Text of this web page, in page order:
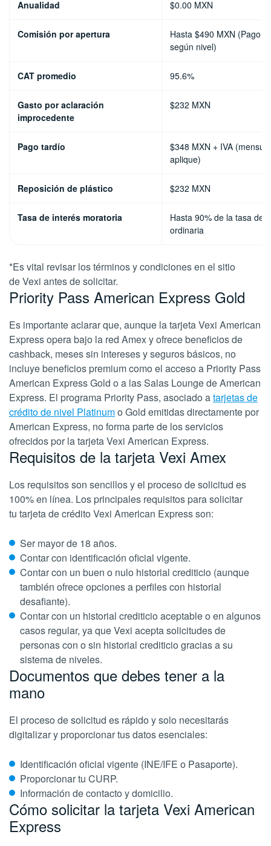
Anualidad $0.00 MXN
Comisión por apertura
Hasta $490 MXN (Pago
según nivel)
CAT promedio 95.6%
Gasto por aclaración
improcedente
$232 MXN
Pago tardío
$348 MXN + IVA
aplique)
Reposición de plástico $232 MXN
Tasa de interés moratoria
Hasta 90% de la tasa de
ordinaria
*Es vital revisar los términos y condiciones en el sitio
de Vexi antes de solicitar.
Priority Pass American Express Gold
Es importante aclarar que, aunque la tarjeta Vexi American
Express opera bajo la red Amex y ofrece beneficios de
cashback, meses sin intereses y seguros básicos, no
incluye beneficios premium como el acceso a Priority Pass
American Express Gold o a las Salas Lounge de American
Express. El programa Priority Pass, asociado atarjetas de
crédito de nivel Platinumo Gold emitidas directamente por
American Express, no forma parte de los servicios
ofrecidos por la tarjeta Vexi American Express.
Requisitos de la tarjeta Vexi Amex
Los requisitos son sencillos y el proceso de solicitud es
100% en línea. Los principales requisitos para solicitar
tu tarjeta de crédito Vexi American Express son:
Ser mayor de 18 años.
Contar con identificación oficial vigente.
Contar con un buen o nulo historial crediticio (aunque
también ofrece opciones a perfiles con historial
desafiante).
Contar con un historial crediticio aceptable o en algunos
casos regular, ya que Vexi acepta solicitudes de
personas con o sin historial crediticio gracias a su
sistema de niveles.
Documentos que debes tener a la
mano
El proceso de solicitud es rápido y solo necesitarás
digitalizar y proporcionar tus datos esenciales:
Identificación oficial vigente (INE/IFE o Pasaporte).
Proporcionar tu CURP.
Información de contacto y domicilio.
Cómo solicitar la tarjeta Vexi American
Express